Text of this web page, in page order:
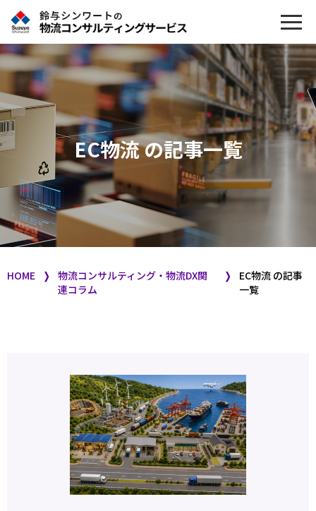
EC物流 の記事一覧
HOME ❭ 物流コンサルティング・物流DX関
連コラム
❭
EC物流 の記事
一覧